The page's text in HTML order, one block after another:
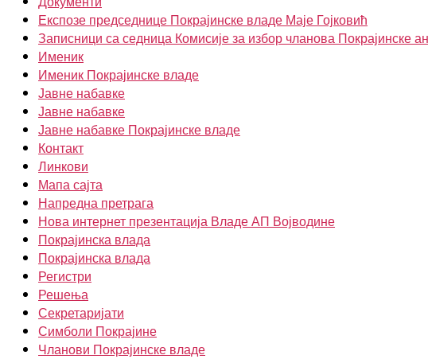
Експозе председнице Покрајинске владе Маје Гојковић
Записници са седница Комисије за избор чланова Покрајинске
Именик
Именик Покрајинске владе
Јавне набавке
Јавне набавке
Јавне набавке Покрајинске владе
Контакт
Линкови
Мапа сајта
Напредна претрага
Нова интернет презентација Владе АП Војводине
Покрајинска влада
Покрајинска влада
Регистри
Решења
Секретаријати
Симболи Покрајине
Чланови Покрајинске владе